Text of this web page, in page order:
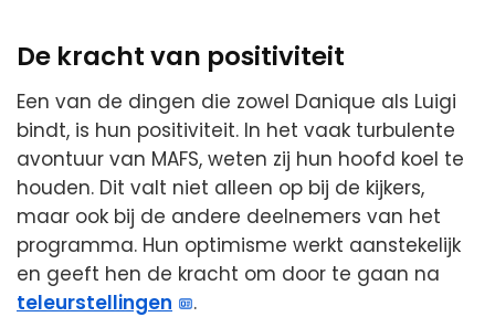
De kracht van positiviteit
Een van de dingen die zowel Danique als Luigi
bindt, is hun positiviteit. In het vaak turbulente
avontuur van MAFS, weten zij hun hoofd koel te
houden. Dit valt niet alleen op bij de kijkers,
maar ook bij de andere deelnemers van het
programma. Hun optimisme werkt aanstekelijk
en geeft hen de kracht om door te gaan na
teleurstellingen
.